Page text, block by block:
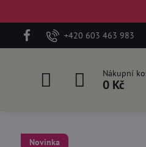
+420 603 463 983
Nákupní
0 Kč
Novinka